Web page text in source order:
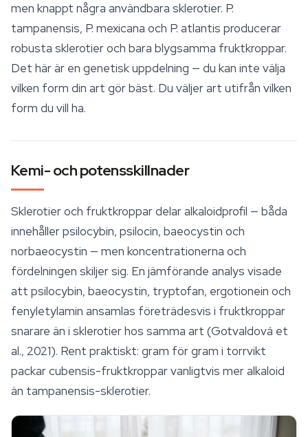
men knappt några användbara sklerotier. P.
tampanensis, P. mexicana och P. atlantis producerar
robusta sklerotier och bara blygsamma fruktkroppar.
Det här är en genetisk uppdelning — du kan inte välja
vilken form din art gör bäst. Du väljer art utifrån vilken
form du vill ha.
Kemi- och potensskillnader
Sklerotier och fruktkroppar delar alkaloidprofil — båda
innehåller psilocybin, psilocin, baeocystin och
norbaeocystin — men koncentrationerna och
fördelningen skiljer sig. En jämförande analys visade
att psilocybin, baeocystin, tryptofan, ergotionein och
fenyletylamin ansamlas företrädesvis i fruktkroppar
snarare än i sklerotierhos samma art (Gotvaldová et
al., 2021). Rent praktiskt: gram för gram i torrvikt
packar cubensis-fruktkroppar vanligtvis mer alkaloid
än tampanensis-sklerotier.